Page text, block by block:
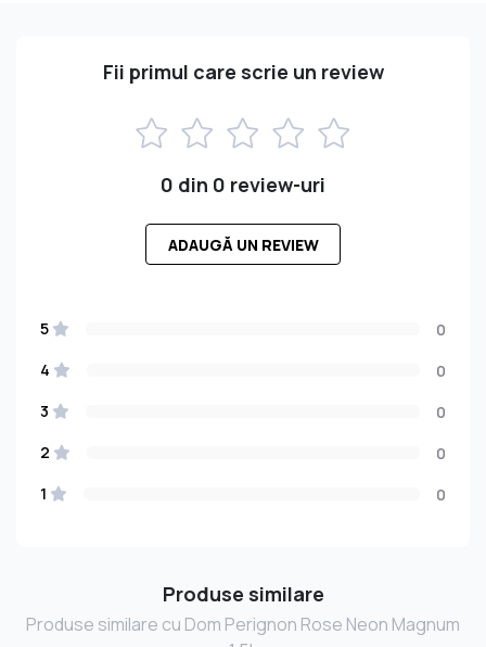
Fii primul care scrie un review
0 din 0 review-uri
ADAUGĂ UN REVIEW
5
0
4
0
3
0
2
0
1
0
Produse similare
Produse similare cu Dom Perignon Rose Neon Magnum